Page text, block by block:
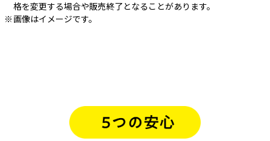
格を変更する場合や販売終了となることがあります。
画像はイメージです。